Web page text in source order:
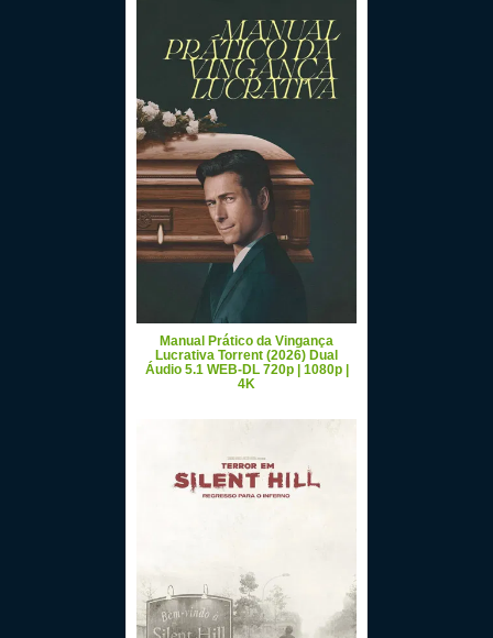
Manual Prático da Vingança
Lucrativa Torrent (2026) Dual
Áudio 5.1 WEB-DL 720p | 1080p |
4K